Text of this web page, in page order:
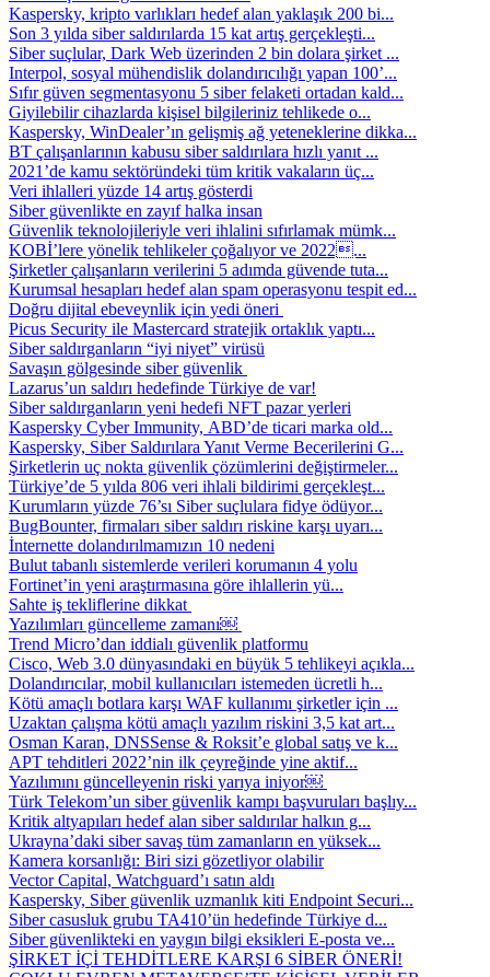
Kaspersky, kripto varlıkları hedef alan yaklaşık 200 bi...
Son 3 yılda siber saldırılarda 15 kat artış gerçekleşti...
Siber suçlular, Dark Web üzerinden 2 bin dolara şirket ...
Interpol, sosyal mühendislik dolandırıcılığı yapan 100’...
Sıfır güven segmentasyonu 5 siber felaketi ortadan kald...
Giyilebilir cihazlarda kişisel bilgileriniz tehlikede o...
Kaspersky, WinDealer’ın gelişmiş ağ yeteneklerine dikka...
BT çalışanlarının kabusu siber saldırılara hızlı yanıt ...
2021’de kamu sektöründeki tüm kritik vakaların üç...
Veri ihlalleri yüzde 14 artış gösterdi
Siber güvenlikte en zayıf halka insan
Güvenlik teknolojileriyle veri ihlalini sıfırlamak mümk...
KOBİ’lere yönelik tehlikeler çoğalıyor ve 2022...
Şirketler çalışanların verilerini 5 adımda güvende tuta...
Kurumsal hesapları hedef alan spam operasyonu tespit ed...
Doğru dijital ebeveynlik için yedi öneri
Picus Security ile Mastercard stratejik ortaklık yaptı...
Siber saldırganların “iyi niyet” virüsü
Savaşın gölgesinde siber güvenlik
Lazarus’un saldırı hedefinde Türkiye de var!
Siber saldırganların yeni hedefi NFT pazar yerleri
Kaspersky Cyber Immunity, ABD’de ticari marka old...
Kaspersky, Siber Saldırılara Yanıt Verme Becerilerini G...
Şirketlerin uç nokta güvenlik çözümlerini değiştirmeler...
Türkiye’de 5 yılda 806 veri ihlali bildirimi gerçekleşt...
Kurumların yüzde 76’sı Siber suçlulara fidye ödüyor...
BugBounter, firmaları siber saldırı riskine karşı uyarı...
İnternette dolandırılmamızın 10 nedeni
Bulut tabanlı sistemlerde verileri korumanın 4 yolu
Fortinet’in yeni araştırmasına göre ihlallerin yü...
Sahte iş tekliflerine dikkat
Yazılımları güncelleme zamanı￼
Trend Micro’dan iddialı güvenlik platformu
Cisco, Web 3.0 dünyasındaki en büyük 5 tehlikeyi açıkla...
Dolandırıcılar, mobil kullanıcıları istemeden ücretli h...
Kötü amaçlı botlara karşı WAF kullanımı şirketler için ...
Uzaktan çalışma kötü amaçlı yazılım riskini 3,5 kat art...
Osman Karan, DNSSense & Roksit’e global satış ve k...
APT tehditleri 2022’nin ilk çeyreğinde yine aktif...
Yazılımını güncelleyenin riski yarıya iniyor￼
Türk Telekom’un siber güvenlik kampı başvuruları başlıy...
Kritik altyapıları hedef alan siber saldırılar halkın g...
Ukrayna’daki siber savaş tüm zamanların en yüksek...
Kamera korsanlığı: Biri sizi gözetliyor olabilir
Vector Capital, Watchguard’ı satın aldı
Kaspersky, Siber güvenlik uzmanlık kiti Endpoint Securi...
Siber casusluk grubu TA410’ün hedefinde Türkiye d...
Siber güvenlikteki en yaygın bilgi eksikleri E-posta ve...
ŞİRKET İÇİ TEHDİTLERE KARŞI 6 SİBER ÖNERİ!